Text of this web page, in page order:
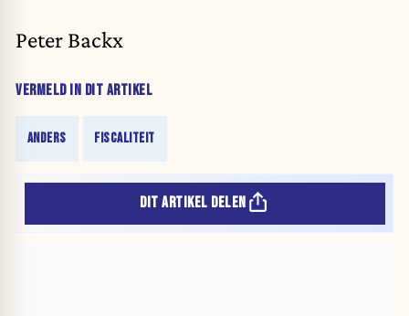
Peter Backx
VERMELD IN DIT ARTIKEL
ANDERS FISCALITEIT
DIT ARTIKEL DELEN